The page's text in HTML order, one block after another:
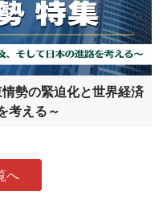
勢の緊迫化と世界経済
考える～
へ